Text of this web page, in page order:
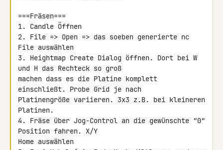
===Fräsen===
1. Candle Öffnen
2. File => Open => das soeben generierte nc
File auswählen
3. Heightmap Create Dialog öffnen. Dort bei W
und H das Rechteck so groß
machen dass es die Platine komplett
einschließt. Probe Grid je nach
Platinengröße variieren. 3x3 z.B. bei kleineren
Platinen.
4. Fräse über Jog-Control an die gewünschte "0"
Position fahren. X/Y
Home auswählen